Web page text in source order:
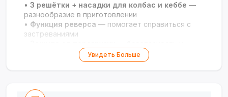
• 3 решётки + насадки для колбас и кеббе —
разнообразие в приготовлении
• Функция реверса — помогает справиться с
застреваниями
долгий срок службы
Компактный дизайн— не занимает много
Надёжный помощник для домашних
Увидеть Больше